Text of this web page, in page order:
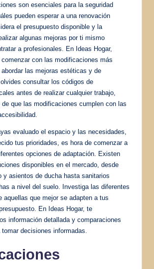
son esenciales para la seguridad
pueden esperar a una renovación
el presupuesto disponible y la
algunas mejoras por ti mismo
a profesionales. En Ideas Hogar,
con las modificaciones más
las mejoras estéticas y de
consultar los códigos de
antes de realizar cualquier trabajo,
de que las modificaciones cumplen con las
evaluado el espacio y las necesidades,
tus prioridades, es hora de comenzar a
opciones de adaptación. Existen
disponibles en el mercado, desde
y asientos de ducha hasta sanitarios
a nivel del suelo. Investiga las diferentes
aquellas que mejor se adapten a tus
En Ideas Hogar, te
información detallada y comparaciones
decisiones informadas.